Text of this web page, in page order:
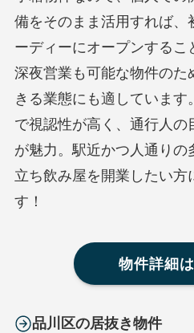
備をそのまま活用すれば、
ーディーにオープンするこ
深夜営業も可能な物件のた
きる業態にも適していま
で視認性が高く、通行人の
が魅力。駅近かつ人通りの
立ち飲み屋を開業したい方
す！
物件詳細
品川区の居抜き物件